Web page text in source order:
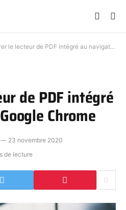
lecteur de PDF intégré au navigateur Google Chrome
de PDF intégré
Chrome
23 novembre 2020
de lecture